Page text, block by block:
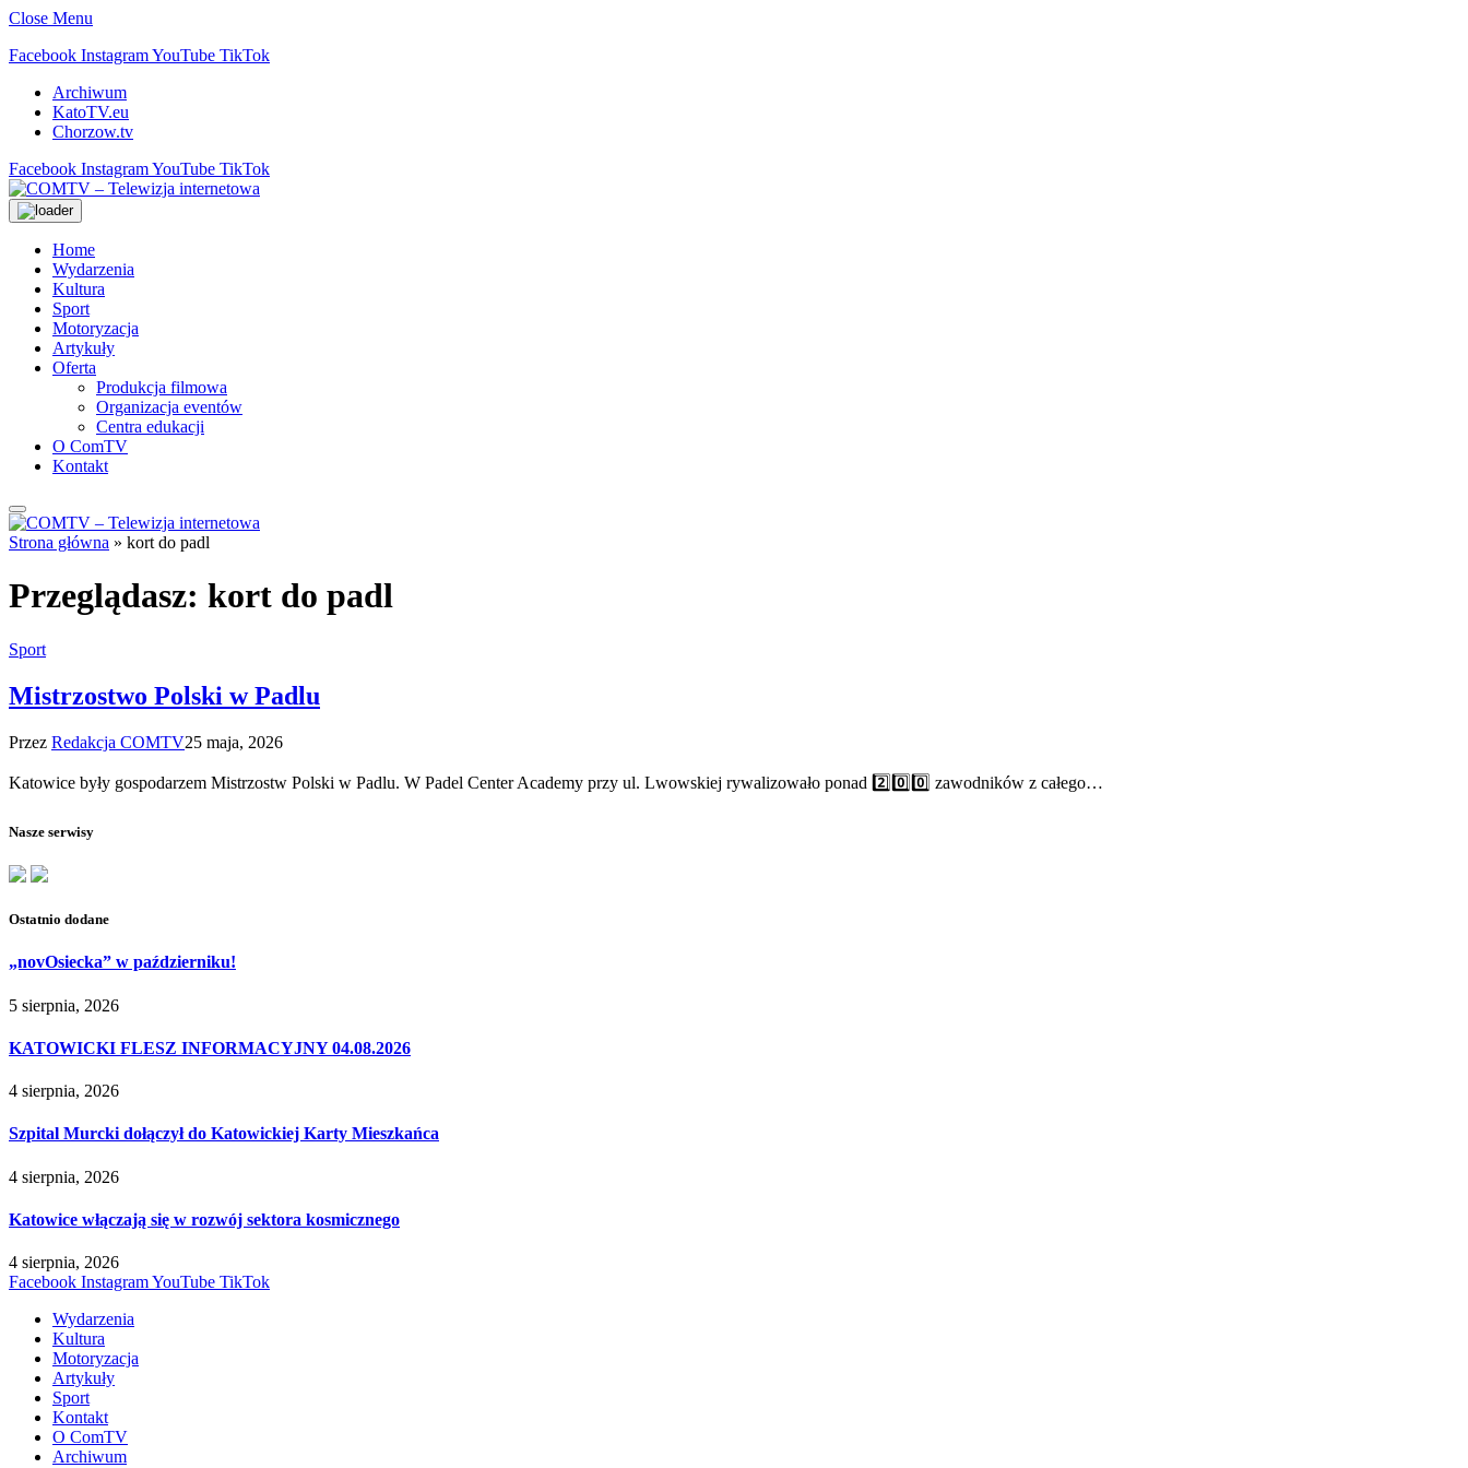
Close Menu
Facebook InstagramYouTube TikTok
Archiwum
KatoTV.eu
Chorzow.tv
Facebook InstagramYouTube TikTok
Home
Wydarzenia
Kultura
Sport
Motoryzacja
Artykuły
Oferta
Produkcja filmowa
Organizacja eventów
Centra edukacji
O ComTV
Kontakt
Strona główna » kort do padl
Przeglądasz: kort do padl
Sport
Mistrzostwo Polski w Padlu
Przez Redakcja COMTV25 maja, 2026
Katowice były gospodarzem Mistrzostw Polski w Padlu. W Padel Center Academy przy ul. Lwowskiej rywalizowało ponad 2️⃣0️⃣0️⃣ zawodników z całego…
Nasze serwisy
Ostatnio dodane
„novOsiecka” w październiku!
5 sierpnia, 2026
KATOWICKI FLESZ INFORMACYJNY 04.08.2026
4 sierpnia, 2026
Szpital Murcki dołączył do Katowickiej Karty Mieszkańca
4 sierpnia, 2026
Katowice włączają się w rozwój sektora kosmicznego
4 sierpnia, 2026
Facebook InstagramYouTube TikTok
Wydarzenia
Kultura
Motoryzacja
Artykuły
Sport
Kontakt
O ComTV
Archiwum